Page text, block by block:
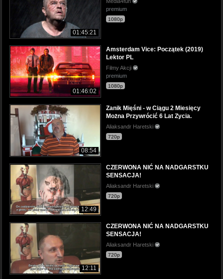
01:45:21
premium
1080p
01:46:02
Amsterdam Vice: Początek (2019)
Lektor PL
Filmy Akcji
premium
1080p
08:54
Zanik Mięśni - w Ciągu 2 Miesięcy
Można Przywrócić 6 Lat Zycia.
Aliaksandr Haretski
720p
12:49
CZERWONA NIĆ NA NADGARSTKU
SENSACJA!
Aliaksandr Haretski
720p
12:11
CZERWONA NIĆ NA NADGARSTKU
SENSACJA!
Aliaksandr Haretski
720p